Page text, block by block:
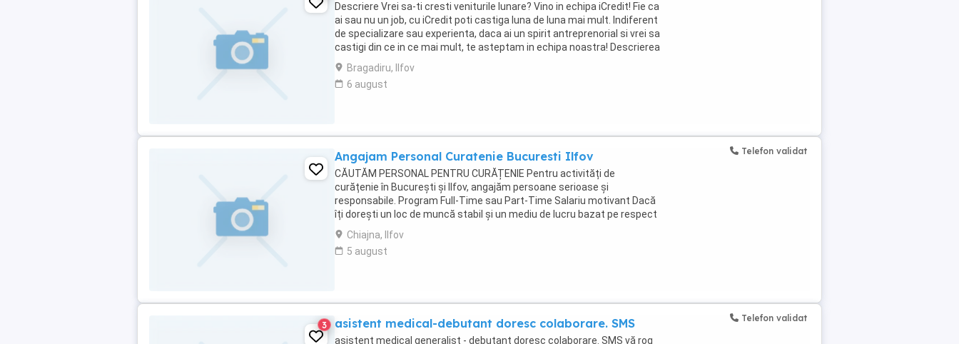
Descriere Vrei sa-ti cresti veniturile lunare? Vino in echipa iCredit! Fie ca
ai sau nu un job, cu iCredit poti castiga luna de luna mai mult. Indiferent
de specializare sau experienta, daca ai un spirit antreprenorial si vrei sa
castigi din ce in ce mai mult, te asteptam in echipa noastra! Descrierea
...
Bragadiru, Ilfov
6 august
Angajam Personal Curatenie Bucuresti Ilfov
CĂUTĂM PERSONAL PENTRU CURĂȚENIE Pentru activități de
curățenie în București și Ilfov, angajăm persoane serioase și
responsabile. Program Full-Time sau Part-Time Salariu motivant Dacă
îți dorești un loc de muncă stabil și un mediu de lucru bazat pe respect
și seriozitate, contactează-ne pentru ...
Chiajna, Ilfov
5 august
Telefon validat
3 asistent medical-debutant doresc colaborare. SMS
asistent medical generalist - debutant doresc colaborare. SMS vă rog
Telefon validat